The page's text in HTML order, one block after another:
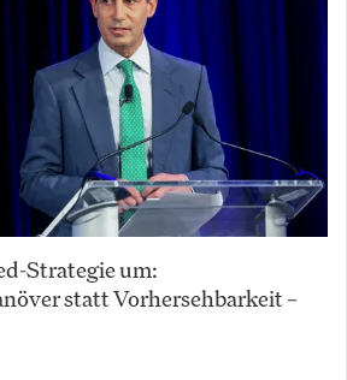
Strategie um:
statt Vorhersehbarkeit –